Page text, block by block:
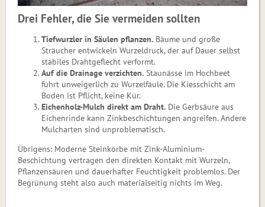
Drei Fehler, die Sie vermeiden sollten
Tiefwurzler in Säulen pflanzen. Bäume und große
Sträucher entwickeln Wurzeldruck, der auf Dauer selbst
stabiles Drahtgeflecht verformt.
Auf die Drainage verzichten. Staunässe im Hochbeet
führt unweigerlich zu Wurzelfäule. Die Kiesschicht am
Boden ist Pflicht, keine Kür.
Eichenholz-Mulch direkt am Draht. Die Gerbsäure aus
Eichenrinde kann Zinkbeschichtungen angreifen. Andere
Mulcharten sind unproblematisch.
Übrigens: Moderne Steinkörbe mit Zink-Aluminium-
Beschichtung vertragen den direkten Kontakt mit Wurzeln,
Pflanzensäuren und dauerhafter Feuchtigkeit problemlos. Der
Begrünung steht also auch materialseitig nichts im Weg.